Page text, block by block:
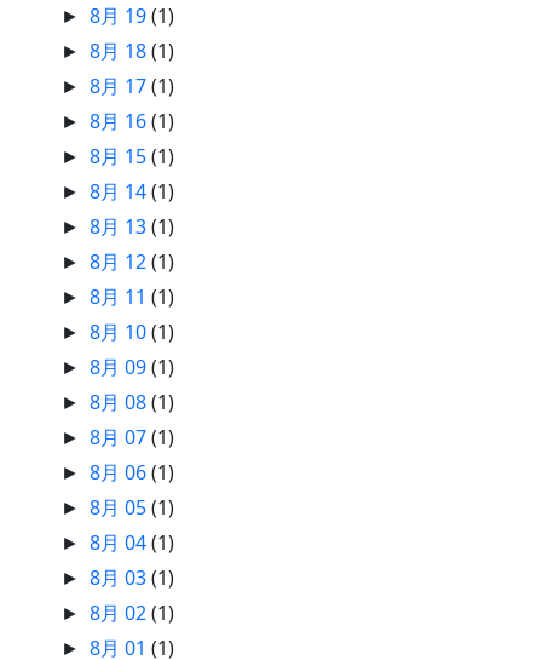
►8月 19(1)
►8月 18(1)
►8月 17(1)
►8月 16(1)
►8月 15(1)
►8月 14(1)
►8月 13(1)
►8月 12(1)
►8月 11(1)
►8月 10(1)
►8月 09(1)
►8月 08(1)
►8月 07(1)
►8月 06(1)
►8月 05(1)
►8月 04(1)
►8月 03(1)
►8月 02(1)
►8月 01(1)